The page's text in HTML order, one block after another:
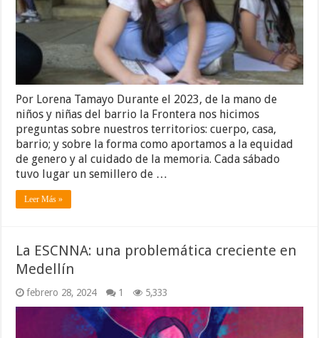
Por Lorena Tamayo Durante el 2023, de la mano de
niños y niñas del barrio la Frontera nos hicimos
preguntas sobre nuestros territorios: cuerpo, casa,
barrio; y sobre la forma como aportamos a la equidad
de genero y al cuidado de la memoria. Cada sábado
tuvo lugar un semillero de …
Leer Más »
La ESCNNA: una problemática creciente en
Medellín
febrero 28, 2024 1 5,333